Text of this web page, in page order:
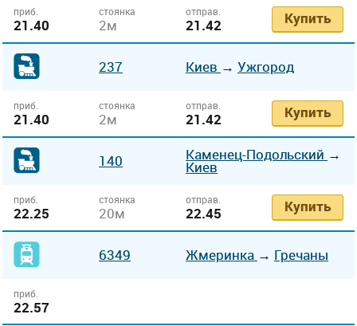
приб.
21.40
стоянка
2м
отправ.
21.42 Купить
237 Киев → Ужгород
приб.
21.40
стоянка
2м
отправ.
21.42 Купить
140 Каменец-Подольский →
Киев
приб.
22.25
стоянка
20м
отправ.
22.45 Купить
6349 Жмеринка → Гречаны
приб.
22.57